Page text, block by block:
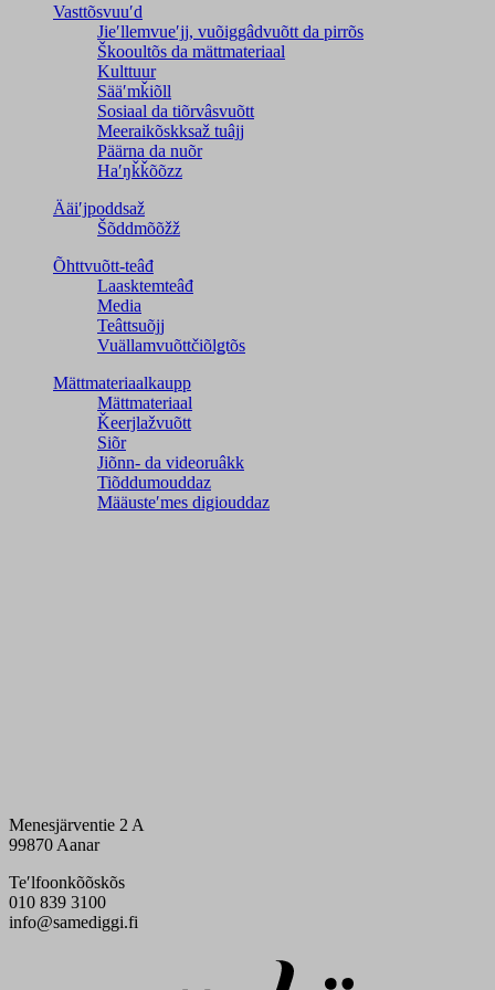
Vasttõsvuuʹd
Jieʹllemvueʹjj, vuõiggâdvuõtt da pirrõs
Škooultõs da mättmateriaal
Kulttuur
Sääʹmǩiõll
Sosiaal da tiõrvâsvuõtt
Meeraikõskksaž tuâjj
Päärna da nuõr
Haʹŋǩǩõõzz
Ääiʹjpoddsaž
Šõddmõõžž
Õhttvuõtt-teâđ
Laasktemteâđ
Media
Teâttsuõjj
Vuällamvuõttčiõlǥtõs
Mättmateriaalkaupp
Mättmateriaal
Ǩeerjlažvuõtt
Siõr
Jiõnn- da videoruâkk
Tiõddumouddaz
Määusteʹmes digiouddaz
Menesjärventie 2 A
99870 Aanar
Teʹlfoonkõõskõs
010 839 3100
info@samediggi.fi